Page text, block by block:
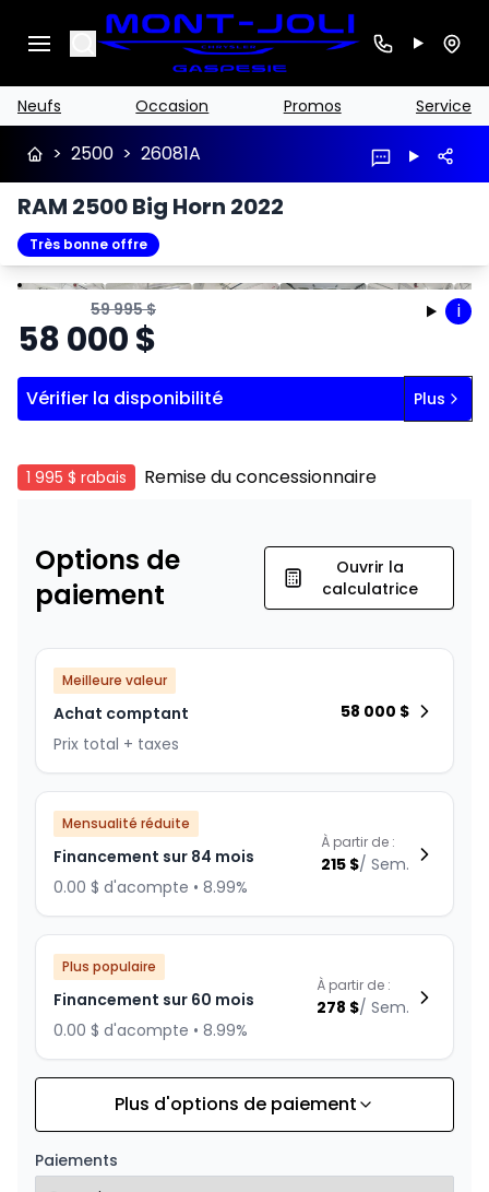
Search
Neufs Occasion Promos Service
> 2500 > 26081A
RAM 2500 Big Horn 2022
Très bonne offre
ArrêterPrécédent
Suivant
59 995$
58 000$
i
Vérifier la disponibilité Plus
1 995 $ rabais Remise du concessionnaire
Options de
paiement
Ouvrir la
calculatrice
Meilleure valeur
Achat comptant
Prix total + taxes
58 000 $
Mensualité réduite
Financement sur 84 mois
0.00 $ d'acompte • 8.99%
À partir de :
215 $/ Sem.
Plus populaire
Financement sur 60 mois
0.00 $ d'acompte • 8.99%
À partir de :
278 $/ Sem.
Financement sur 72 mois
0.00 $ d'acompte • 8.99%
À partir de :
Plus d'options de paiement
Paiements